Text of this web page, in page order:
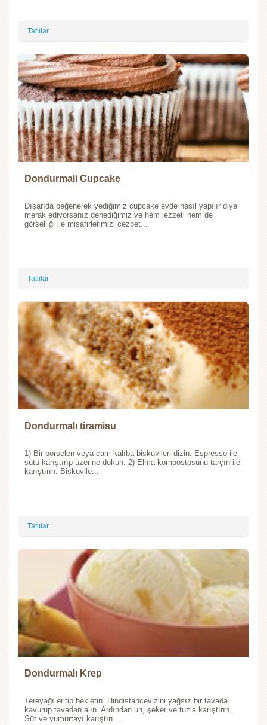
Tatlılar
Dondurmali Cupcake
Dışarıda beğenerek yediğimiz cupcake evde nasıl yapılır diye
merak ediyorsanız denediğimiz ve hem lezzeti hem de
görselliği ile misafirlerimizi cezbet...
Tatlılar
Dondurmalı tiramisu
1) Bir porselen veya cam kalıba bisküvileri dizin. Espresso ile
sütü karıştırıp üzerine dökün. 2) Elma kompostosunu tarçın ile
karıştırın. Bisküvile...
Tatlılar
Dondurmalı Krep
Tereyağı eritip bekletin. Hindistancevizini yağsız bir tavada
kavurup tavadan alın. Ardından un, şeker ve tuzla karıştırın.
Süt ve yumurtayı karıştırı...